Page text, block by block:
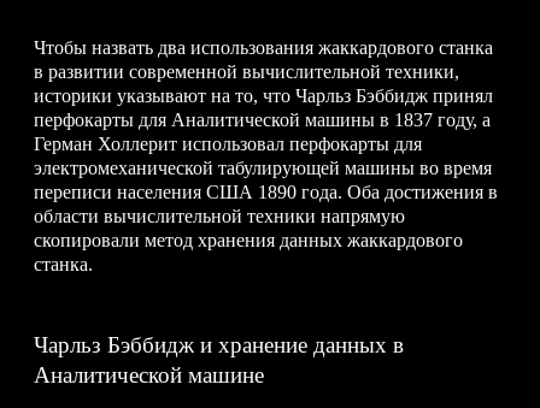
Чтобы назвать два использования жаккардового станка
в развитии современной вычислительной техники,
историки указывают на то, что Чарльз Бэббидж принял
перфокарты для Аналитической машины в 1837 году, а
Герман Холлерит использовал перфокарты для
электромеханической табулирующей машины во время
переписи населения США 1890 года. Оба достижения в
области вычислительной техники напрямую
скопировали метод хранения данных жаккардового
станка.
Чарльз Бэббидж и хранение данных в
Аналитической машине